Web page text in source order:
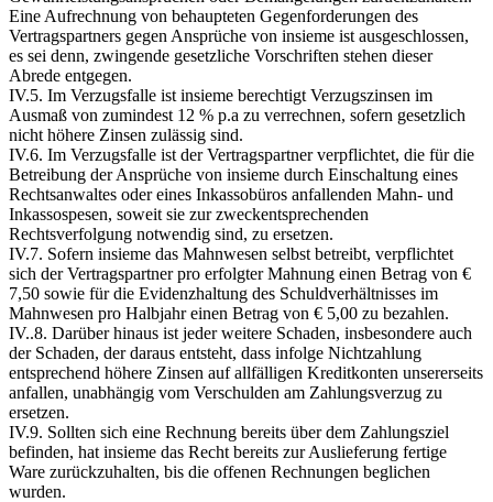
Eine Aufrechnung von behaupteten Gegenforderungen des
Vertragspartners gegen Ansprüche von insieme ist ausgeschlossen,
es sei denn, zwingende gesetzliche Vorschriften stehen dieser
Abrede entgegen.
IV.5. Im Verzugsfalle ist insieme berechtigt Verzugszinsen im
Ausmaß von zumindest 12 % p.a zu verrechnen, sofern gesetzlich
nicht höhere Zinsen zulässig sind.
IV.6. Im Verzugsfalle ist der Vertragspartner verpflichtet, die für die
Betreibung der Ansprüche von insieme durch Einschaltung eines
Rechtsanwaltes oder eines Inkassobüros anfallenden Mahn- und
Inkassospesen, soweit sie zur zweckentsprechenden
Rechtsverfolgung notwendig sind, zu ersetzen.
IV.7. Sofern insieme das Mahnwesen selbst betreibt, verpflichtet
sich der Vertragspartner pro erfolgter Mahnung einen Betrag von €
7,50 sowie für die Evidenzhaltung des Schuldverhältnisses im
Mahnwesen pro Halbjahr einen Betrag von € 5,00 zu bezahlen.
IV..8. Darüber hinaus ist jeder weitere Schaden, insbesondere auch
der Schaden, der daraus entsteht, dass infolge Nichtzahlung
entsprechend höhere Zinsen auf allfälligen Kreditkonten unsererseits
anfallen, unabhängig vom Verschulden am Zahlungsverzug zu
ersetzen.
IV.9. Sollten sich eine Rechnung bereits über dem Zahlungsziel
befinden, hat insieme das Recht bereits zur Auslieferung fertige
Ware zurückzuhalten, bis die offenen Rechnungen beglichen
wurden.